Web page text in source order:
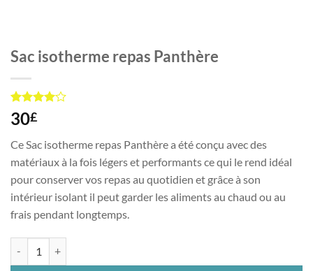
Sac isotherme repas Panthère
Noté
sur 5
1
notation
client
30£
Ce Sac isotherme repas Panthère a été conçu avec des
matériaux à la fois légers et performants ce qui le rend idéal
pour conserver vos repas au quotidien et grâce à son
intérieur isolant il peut garder les aliments au chaud ou au
frais pendant longtemps.